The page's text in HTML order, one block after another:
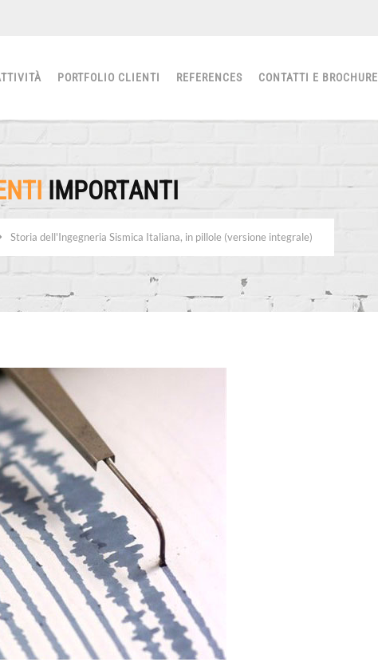
PORTFOLIO CLIENTI REFERENCES CONTATTI E BROCHURE
IMPORTANTI
Storia dell'Ingegneria Sismica Italiana, in pillole (versione integrale)